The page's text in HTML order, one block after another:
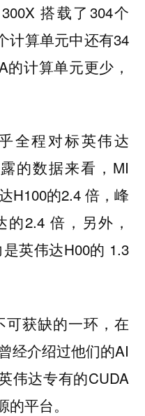
搭载了304个
计算单元中还有34
计算单元更少，
全程对标英伟达
的数据来看，MI
H100的2.4 倍，峰
2.4 倍，另外，
英伟达H00的 1.3
获缺的一环，在
经介绍过他们的AI
伟达专有的CUDA
平台。